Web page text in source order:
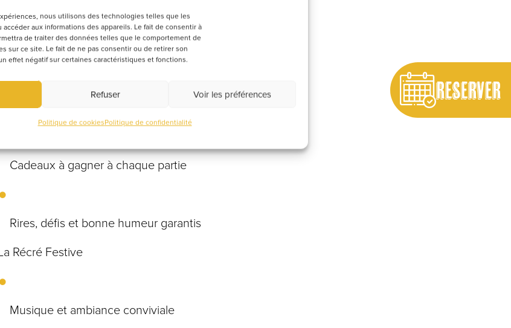
nous utilisons des technologies telles que les
aux informations des appareils. Le fait de consentir à
de traiter des données telles que le comportement de
sur ce site. Le fait de ne pas consentir ou de retirer son
effet négatif sur certaines caractéristiques et fonctions.
Refuser Voir les préférences
Politique de cookiesPolitique de confidentialité
RESERVER
dans une ambiance conviviale et pleine de fous rires.
programme
Jeux pour se défier entre amis
Cadeaux à gagner à chaque partie
Rires, défis et bonne humeur garantis
Récré Festive
Musique et ambiance conviviale